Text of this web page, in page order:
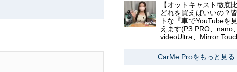
【オットキャスト徹底
どれを買えばいいの？
トな『車でYouTubeを
えます(P3 PRO、nano
videoUltra、Mirror
CarMe Proをもっと見る